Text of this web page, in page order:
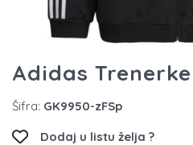
Adidas
Šifra: GK9950-zFSp
Dodaj u listu želja ?